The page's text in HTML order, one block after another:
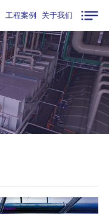
工程案例 关于我们